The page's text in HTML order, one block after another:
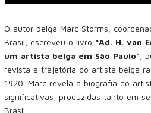
O autor belga Marc Storms,
Brasil, escreveu o livro “Ad. H. van
um artista belga em São Paulo” ,
revista a trajetória do artista belga
1920. Marc revela a biografia do
significativas, produzidas tanto em
Brasil.